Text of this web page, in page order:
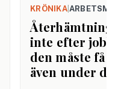
KRÖNIKA|
Återhämtning
inte efter
den måste få
även under